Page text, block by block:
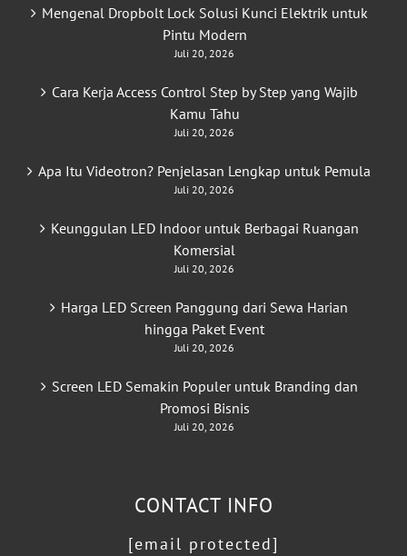
Mengenal Dropbolt Lock Solusi Kunci Elektrik untuk
Pintu Modern
Juli 20, 2026
Cara Kerja Access Control Step by Step yang Wajib
Kamu Tahu
Juli 20, 2026
Apa Itu Videotron? Penjelasan Lengkap untuk Pemula
Juli 20, 2026
Keunggulan LED Indoor untuk Berbagai Ruangan
Komersial
Juli 20, 2026
Harga LED Screen Panggung dari Sewa Harian
hingga Paket Event
Juli 20, 2026
Screen LED Semakin Populer untuk Branding dan
Promosi Bisnis
Juli 20, 2026
CONTACT INFO
[email protected]